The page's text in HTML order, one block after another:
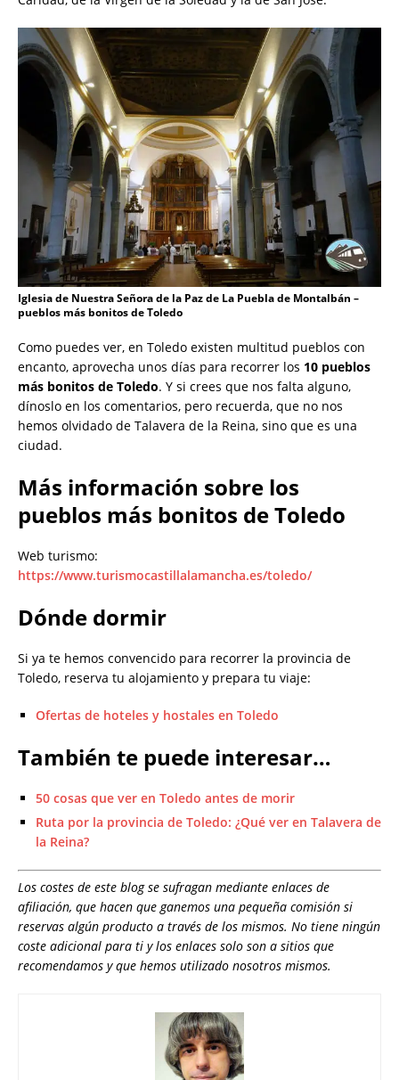
Iglesia de Nuestra Señora de la Paz de La Puebla de Montalbán –
pueblos más bonitos de Toledo
Como puedes ver, en Toledo existen multitud pueblos con
encanto, aprovecha unos días para recorrer los 10 pueblos
más bonitos de Toledo. Y si crees que nos falta alguno,
dínoslo en los comentarios, pero recuerda, que no nos
hemos olvidado de Talavera de la Reina, sino que es una
ciudad.
Más información sobre los
pueblos más bonitos de Toledo
Web turismo:
https://www.turismocastillalamancha.es/toledo/
Dónde dormir
Si ya te hemos convencido para recorrer la provincia de
Toledo, reserva tu alojamiento y prepara tu viaje:
Ofertas de hoteles y hostales en Toledo
También te puede interesar…
50 cosas que ver en Toledo antes de morir
Ruta por la provincia de Toledo: ¿Qué ver en Talavera de
la Reina?
Los costes de este blog se sufragan mediante enlaces de
afiliación, que hacen que ganemos una pequeña comisión si
reservas algún producto a través de los mismos. No tiene ningún
coste adicional para ti y los enlaces solo son a sitios que
recomendamos y que hemos utilizado nosotros mismos.